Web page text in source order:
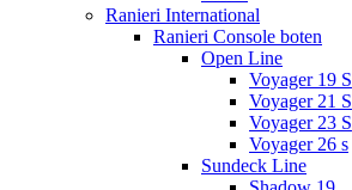
Ranieri International
Ranieri Console boten
Open Line
Voyager 19 S
Voyager 21 S
Voyager 23 S
Voyager 26 s
Sundeck Line